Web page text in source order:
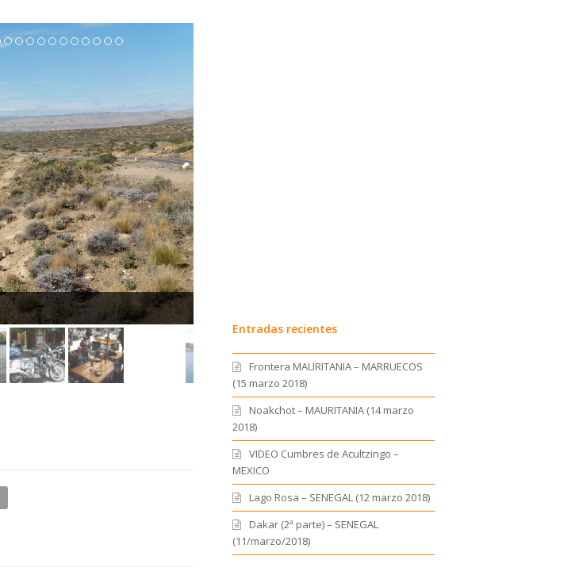
Entradas recientes
Frontera MAURITANIA – MARRUECOS
(15 marzo 2018)
Noakchot – MAURITANIA (14 marzo
2018)
VIDEO Cumbres de Acultzingo –
MEXICO
Lago Rosa – SENEGAL (12 marzo 2018)
Dakar (2ª parte) – SENEGAL
(11/marzo/2018)